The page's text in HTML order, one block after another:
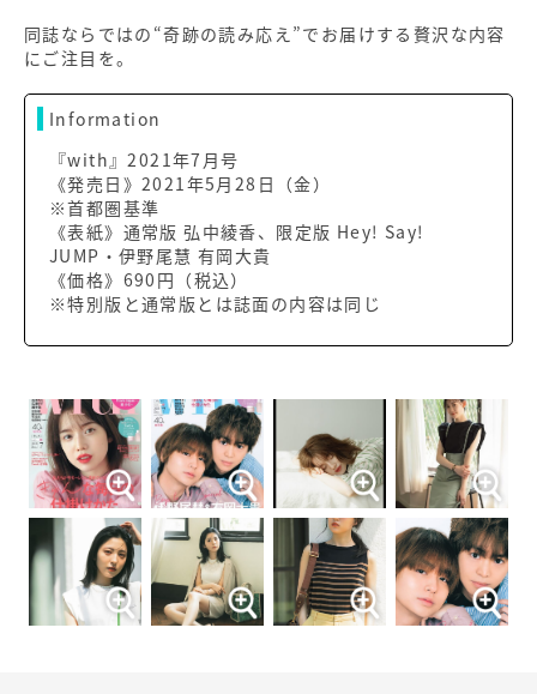
同誌ならではの“奇跡の読み応え”でお届けする贅沢な内容
にご注目を。
Information
『with』2021年7月号
《発売日》2021年5月28日（金）
※首都圏基準
《表紙》通常版 弘中綾香、限定版 Hey! Say!
JUMP・伊野尾慧 有岡大貴
《価格》690円（税込）
※特別版と通常版とは誌面の内容は同じ